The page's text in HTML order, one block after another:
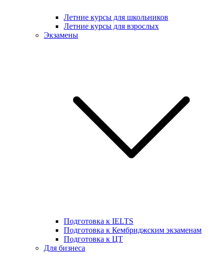
Летние курсы для школьников
Летние курсы для взрослых
Экзамены
Подготовка к IELTS
Подготовка к Кембриджским экзаменам
Подготовка к ЦТ
Для бизнеса